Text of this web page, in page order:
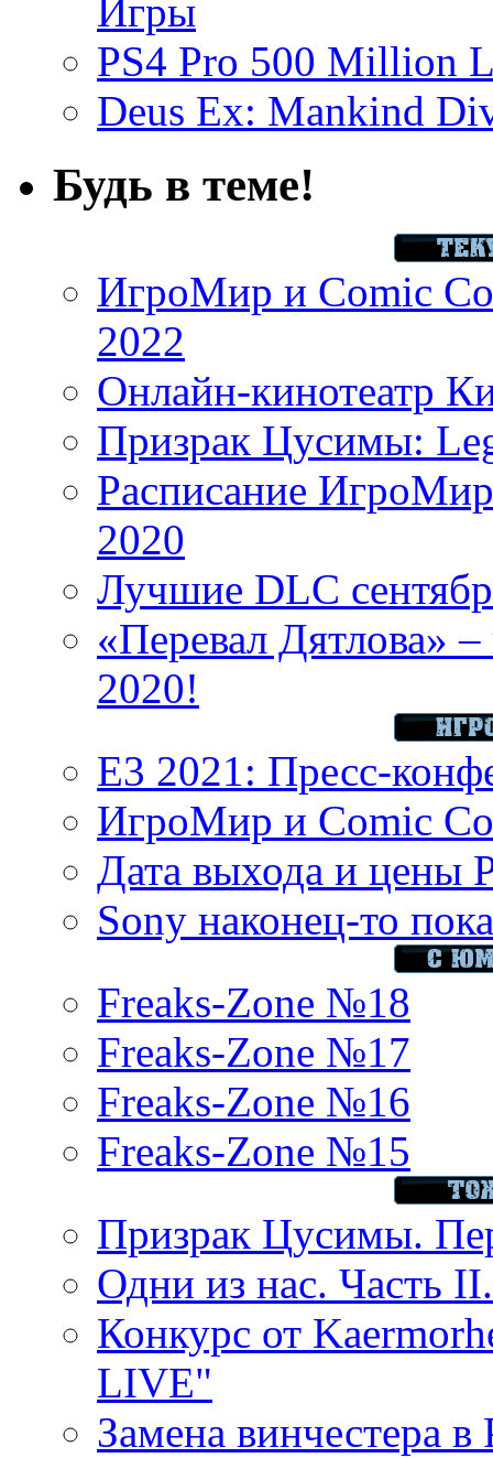
Игры
PS4 Pro 500 Million
Deus Ex: Mankind
Будь в теме!
ИгроМир и Comic
2022
Онлайн-кинотеатр
Призрак Цусимы:
Расписание
2020
Лучшие DLC
«Перевал Дятлова»
2020!
E3 2021: Пресс-
ИгроМир и Comic
Дата выхода и цены
Sony наконец-то
Freaks-Zone №18
Freaks-Zone №17
Freaks-Zone №16
Freaks-Zone №15
Призрак Цусимы.
Одни из нас. Часть
Конкурс от
LIVE"
Замена винчестера